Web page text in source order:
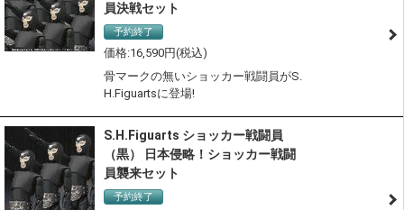
員決戦セット
予約終了
16,590
骨マークの無いショッカー戦闘員がS.
H.Figuartsに登場!
S.H.Figuarts ショッカー戦闘員
（黒） 日本侵略！ショッカー戦闘
員襲来セット
予約終了